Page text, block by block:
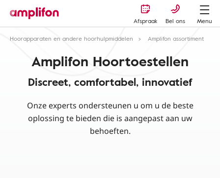
Afspraak Bel ons
Menu
Hoorapparaten en andere hoorhulpmiddelen
Amplifon assortiment
Amplifon Hoortoestellen
Discreet, comfortabel, innovatief
Onze experts ondersteunen u om u de beste
oplossing te bieden die is aangepast aan uw
behoeften.